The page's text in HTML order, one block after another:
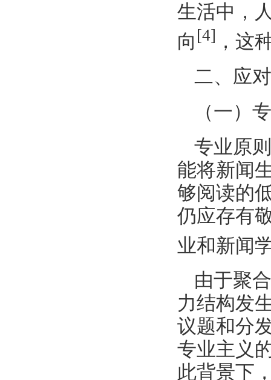
生活中，
向 [4] ，这
二、应
（一）
专业原
能将新闻
够阅读的
仍应存有
业和新闻
由于聚
力结构发
议题和分
专业主义
此背景下